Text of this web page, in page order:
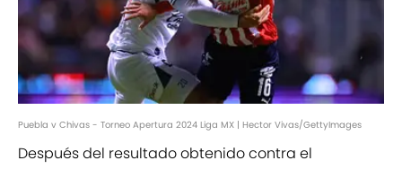
Puebla v Chivas - Torneo Apertura 2024 Liga MX | Hector Vivas/GettyImages
Después del resultado obtenido contra el